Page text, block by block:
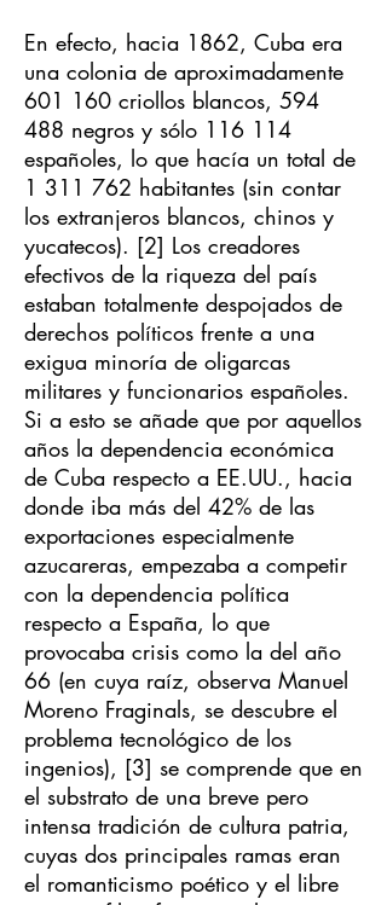
En efecto, hacia 1862, Cuba era
una colonia de aproximadamente
601 160 criollos blancos, 594
488 negros y sólo 116 114
españoles, lo que hacía un total de
1 311 762 habitantes (sin contar
los extranjeros blancos, chinos y
yucatecos). [2] Los creadores
efectivos de la riqueza del país
estaban totalmente despojados de
derechos políticos frente a una
exigua minoría de oligarcas
militares y funcionarios españoles.
Si a esto se añade que por aquellos
años la dependencia económica
de Cuba respecto a EE.UU., hacia
donde iba más del 42% de las
exportaciones especialmente
azucareras, empezaba a competir
con la dependencia política
respecto a España, lo que
provocaba crisis como la del año
66 (en cuya raíz, observa Manuel
Moreno Fraginals, se descubre el
problema tecnológico de los
ingenios), [3] se comprende que en
el substrato de una breve pero
intensa tradición de cultura patria,
cuyas dos principales ramas eran
el romanticismo poético y el libre